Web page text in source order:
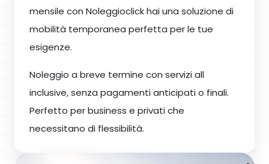
mensile con Noleggioclick hai una soluzione di
mobilità temporanea perfetta per le tue
esigenze.
Noleggio a breve termine con servizi all
inclusive, senza pagamenti anticipati o finali.
Perfetto per business e privati che
necessitano di flessibilità.